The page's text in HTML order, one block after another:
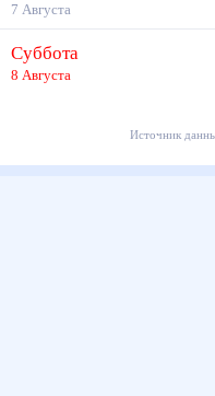
7 Августа
Суббота
8 Августа
Источник